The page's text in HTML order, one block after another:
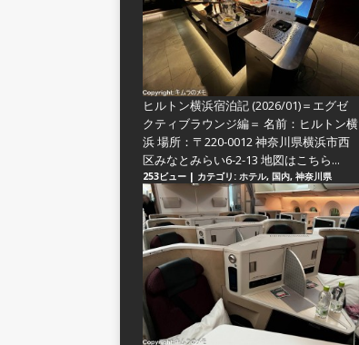
ヒルトン横浜宿泊記 (2026/01)＝エグゼ
クティブラウンジ編＝ 名前：ヒルトン横
浜 場所：〒220-0012 神奈川県横浜市西
区みなとみらい6-2-13 地図はこちら...
253ビュー | カテゴリ: ホテル, 国内, 神奈川県